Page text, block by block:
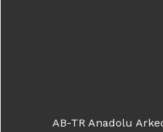
AB-TR Anadolu
AB-TR Anadolu